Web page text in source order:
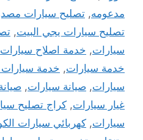
مدعومه, تصليح سيارات
تصليح سيارات يجي البيت,
سيارات, خدمة اصلاح سيارات
خدمة سيارات, خدمة سيارات
سيارات, صيانة سيارات,
غيار سيارات, كراج تصليح
سيارات, كهربائي سيارات